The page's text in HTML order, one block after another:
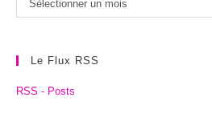
archives
Sélectionner un mois
Le Flux RSS
RSS - Posts